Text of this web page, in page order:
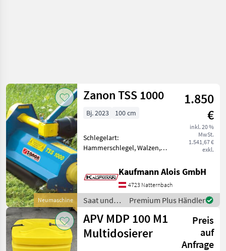
Neumaschine
Zanon TSS 1000
1.850
€
inkl. 20 %
MwSt.
1.541,67 €
exkl.
Bj. 2023 100 cm
Schlegelart:
Hammerschlegel, Walzen,
Getriebe mit integriertem
Freilauf PTO 1 3/8” Z6 –
Rotor mit linear
Schnittsystem – Anbaubock
fest – Eck
Kaufmann Alois GmbH
4723 Natternbach
Saat und
Pflege /
Zanon
Premium Plus Händler
APV MDP 100 M1
Multidosierer
Preis
auf
Anfrage